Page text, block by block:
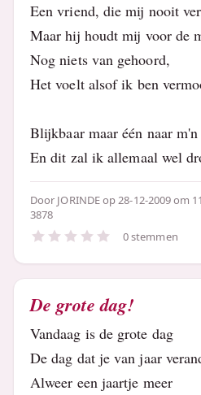
Een vriend, die mij nooit
Maar hij houdt mij voor de
Nog niets van gehoord,
Het voelt alsof ik ben
Blijkbaar maar één naar
En dit zal ik allemaal wel
Door JORINDEop 28-12-2009 om
3878
0 stemmen
De grote dag!
Vandaag is de grote dag
De dag dat je van jaar
Alweer een jaartje meer